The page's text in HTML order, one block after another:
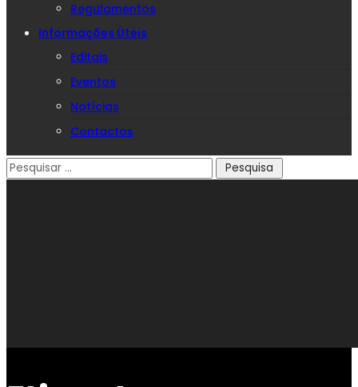
Regulamentos
Informações Úteis
Editais
Eventos
Notícias
Contactos